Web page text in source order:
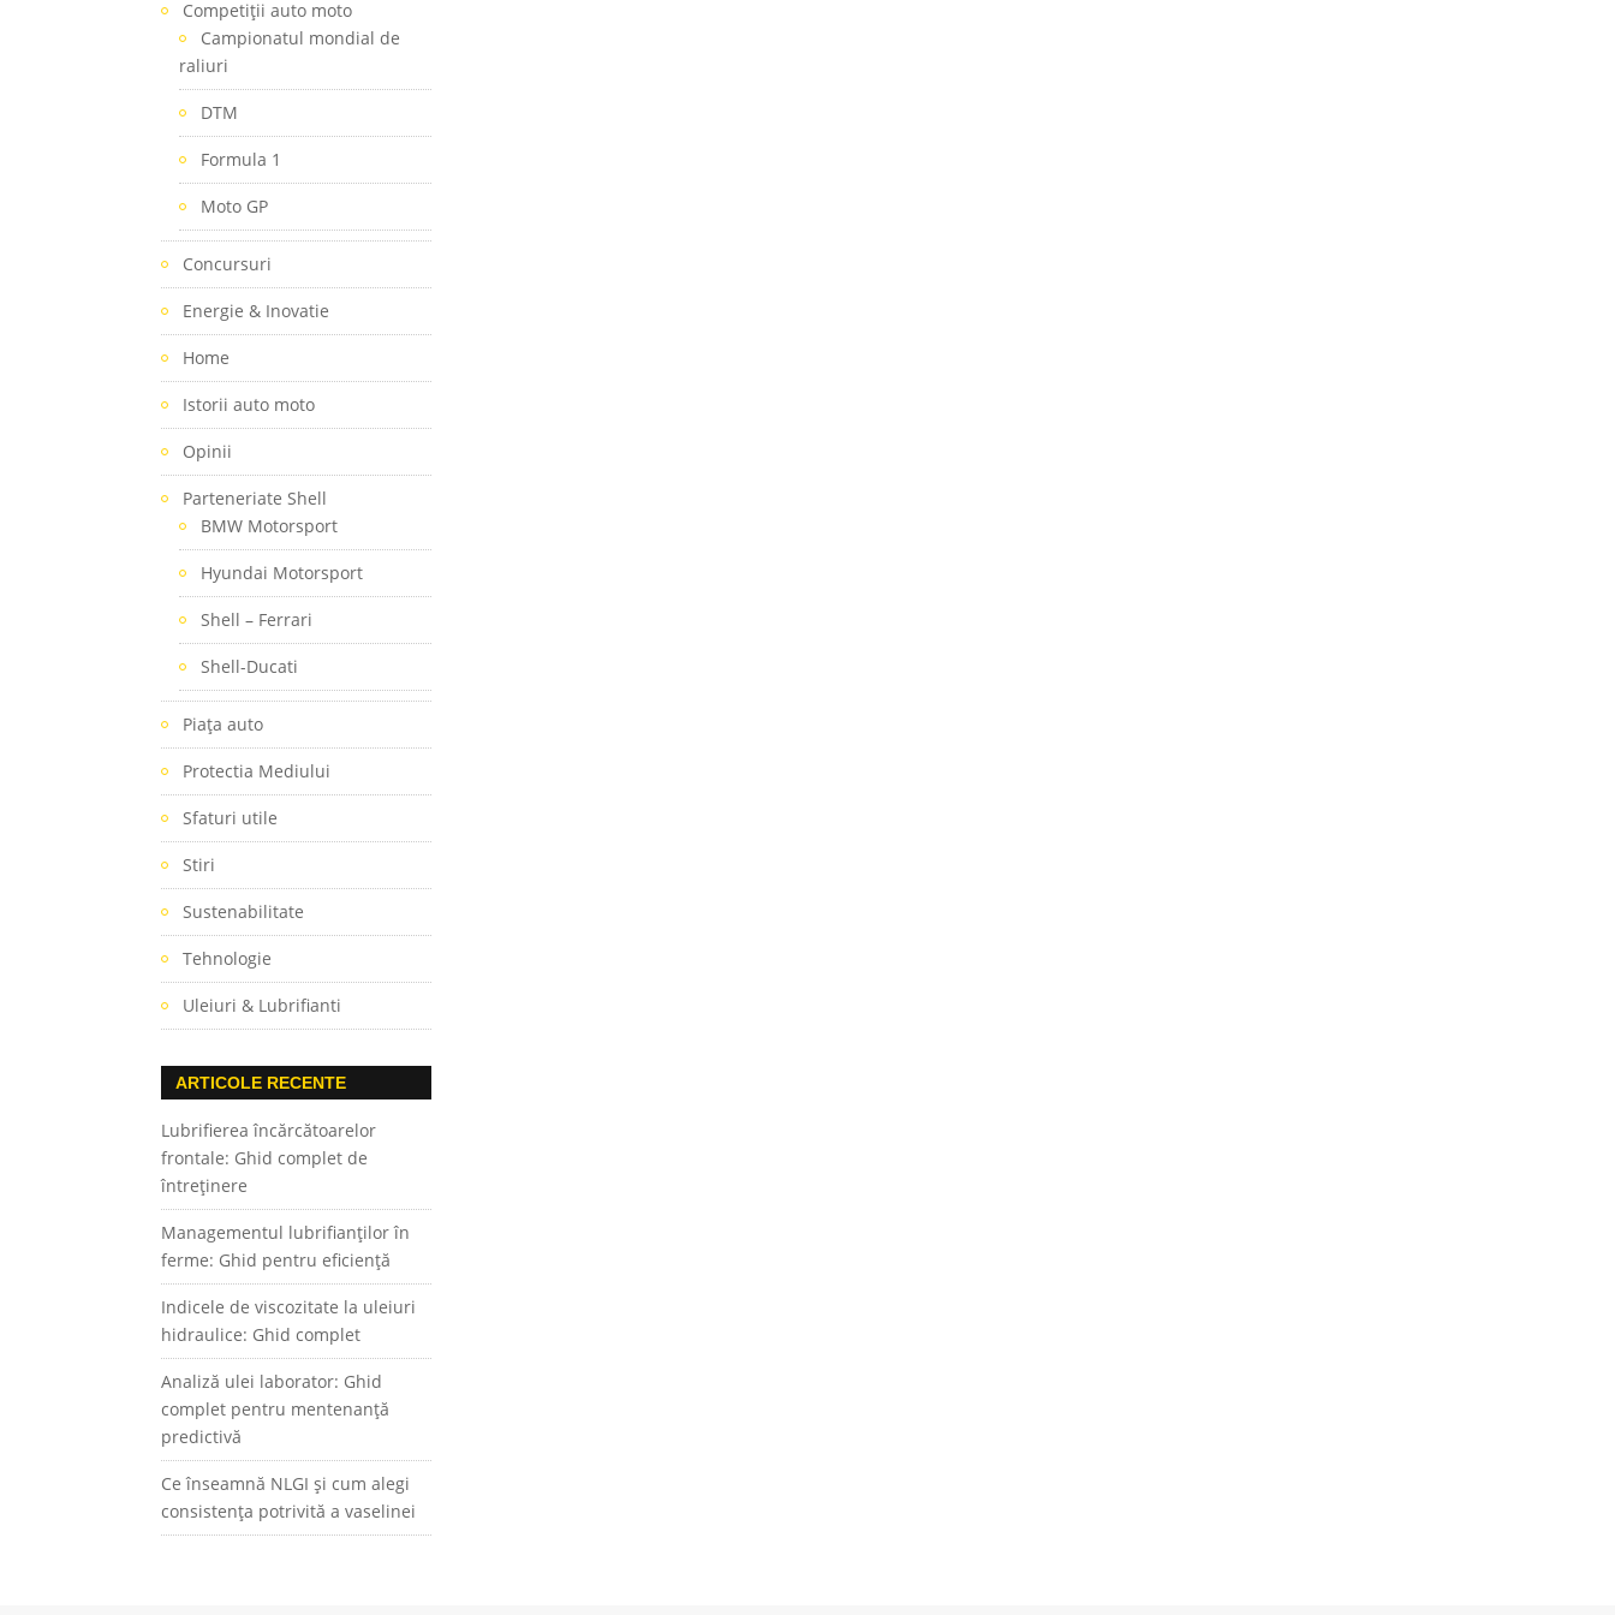
Competiţii auto moto
Campionatul mondial de
raliuri
DTM
Formula 1
Moto GP
Concursuri
Energie & Inovatie
Home
Istorii auto moto
Opinii
Parteneriate Shell
BMW Motorsport
Hyundai Motorsport
Shell – Ferrari
Shell-Ducati
Piaţa auto
Protectia Mediului
Sfaturi utile
Stiri
Sustenabilitate
Tehnologie
Uleiuri & Lubrifianti
ARTICOLE RECENTE
Lubrifierea încărcătoarelor
frontale: Ghid complet de
întreținere
Managementul lubrifianților în
ferme: Ghid pentru eficiență
Indicele de viscozitate la uleiuri
hidraulice: Ghid complet
Analiză ulei laborator: Ghid
complet pentru mentenanță
predictivă
Ce înseamnă NLGI și cum alegi
consistența potrivită a vaselinei